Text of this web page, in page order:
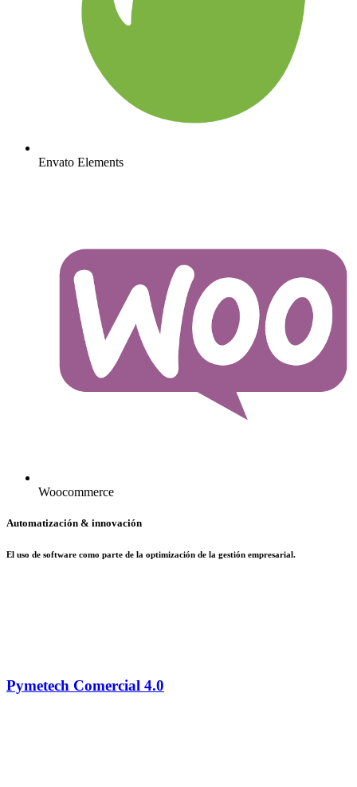
Envato Elements
Woocommerce
Automatización & innovación
El uso de software como parte de la optimización de la gestión empresarial.
Pymetech Comercial 4.0